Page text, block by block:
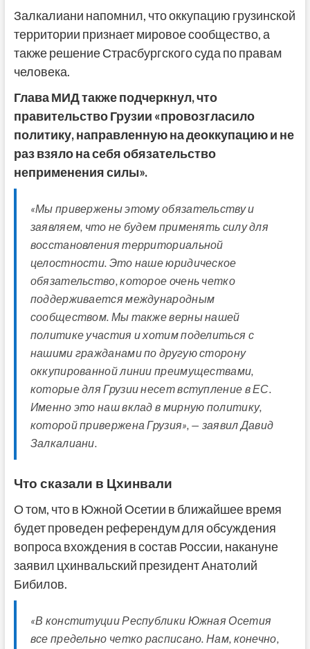
Залкалиани напомнил, что оккупацию грузинской
территории признает мировое сообщество, а
также решение Страсбургского суда по правам
человека.
Глава МИД также подчеркнул, что
правительство Грузии «провозгласило
политику, направленную на деоккупацию и не
раз взяло на себя обязательство
неприменения силы».
«Мы привержены этому обязательству и
заявляем, что не будем применять силу для
восстановления территориальной
целостности. Это наше юридическое
обязательство, которое очень четко
поддерживается международным
сообществом. Мы также верны нашей
политике участия и хотим поделиться с
нашими гражданами по другую сторону
оккупированной линии преимуществами,
которые для Грузии несет вступление в ЕС.
Именно это наш вклад в мирную политику,
которой привержена Грузия», — заявил Давид
Залкалиани.
Что сказали в Цхинвали
О том, что в Южной Осетии в ближайшее время
будет проведен референдум для обсуждения
вопроса вхождения в состав России, накануне
заявил цхинвальский президент Анатолий
Бибилов.
«В конституции Республики Южная Осетия
все предельно четко расписано. Нам, конечно,